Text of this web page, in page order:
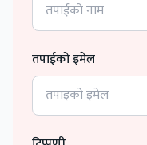
तपाईको इमेल